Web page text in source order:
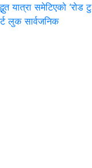
यात्रा समेटिएको ‘रोड टु
लुक सार्वजनिक